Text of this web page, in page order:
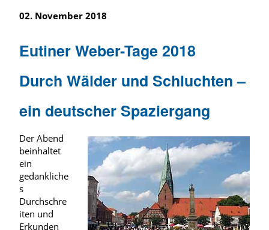
02. November 2018
Eutiner Weber-Tage 2018
Durch Wälder und Schluchten –
ein deutscher Spaziergang
Der Abend
beinhaltet
ein
gedankliche
s
Durchschre
iten und
Erkunden